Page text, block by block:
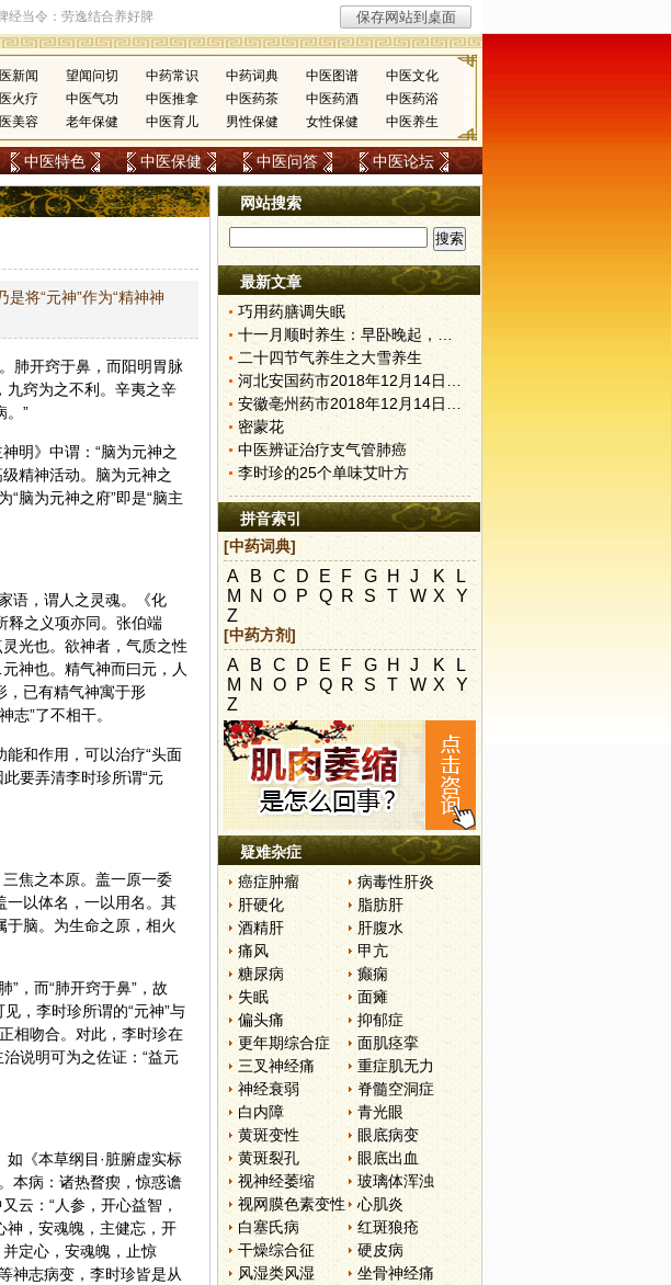
新闻 望闻问切 中药常识 中药词典 中医图谱
中医文化
火疗 中医气功 中医推拿 中医药茶 中医药酒
中医药浴
美容 老年保健 中医育儿 男性保健 女性保健 中医养生
中医特色 中医保健 中医问答 中医论坛
将“元神”作为“精神神
肺开窍于鼻，而阳明胃脉
九窍为之不利。辛夷之辛
。”
明》中谓：“脑为元神之
精神活动。脑为元神之
脑为元神之府”即是“脑主
语，谓人之灵魂。《化
释之义项亦同。张伯端
光也。欲神者，气质之性
神也。精气神而曰元，人
已有精气神寓于形
”了不相干。
和作用，可以治疗“头面
要弄清李时珍所谓“元
焦之本原。盖一原一委
一以体名，一以用名。其
脑。为生命之原，相火
，而“肺开窍于鼻”，故
，李时珍所谓的“元神”与
相吻合。对此，李时珍在
说明可为之佐证：“益元
《本草纲目·脏腑虚实标
本病：诸热瞀瘈，惊惑谵
云：“人参 ，开心益智，
神，安魂魄，主健忘，开
并定心，安魂魄，止惊
神志病变，李时珍皆是从
网站搜索
最新文章
巧用药膳调失眠
十一月顺时养生：早卧晚起，保护阳气
二十四节气养生之大雪养生
河北安国药市2018年12月14日快讯
安徽亳州药市2018年12月14日快讯
密蒙花
中医辨证治疗支气管肺癌
李时珍的25个单味艾叶方
拼音索引
[中药词典]
A B C D E F G H J K
L
M N O P Q R S T W X
Y
Z
[中药方剂]
A B C D E F G H J K
L
M N O P Q R S T W X
Y
Z
疑难杂症
癌症肿瘤
病毒性肝炎
肝硬化
脂肪肝
酒精肝
肝腹水
痛风
甲亢
糖尿病
癫痫
失眠
面瘫
偏头痛
抑郁症
更年期综合症
面肌痉挛
三叉神经痛
重症肌无力
神经衰弱
脊髓空洞症
白内障
青光眼
黄斑变性
眼底病变
黄斑裂孔
眼底出血
视神经萎缩
玻璃体浑浊
视网膜色素变性
心肌炎
白塞氏病
红斑狼疮
干燥综合征
硬皮病
风湿类风湿
坐骨神经痛